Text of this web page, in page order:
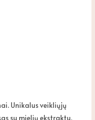
Unikalus veikliųjų
su mielių ekstraktu,